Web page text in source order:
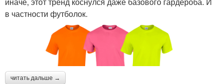
в частности футболок.
читать дальше →